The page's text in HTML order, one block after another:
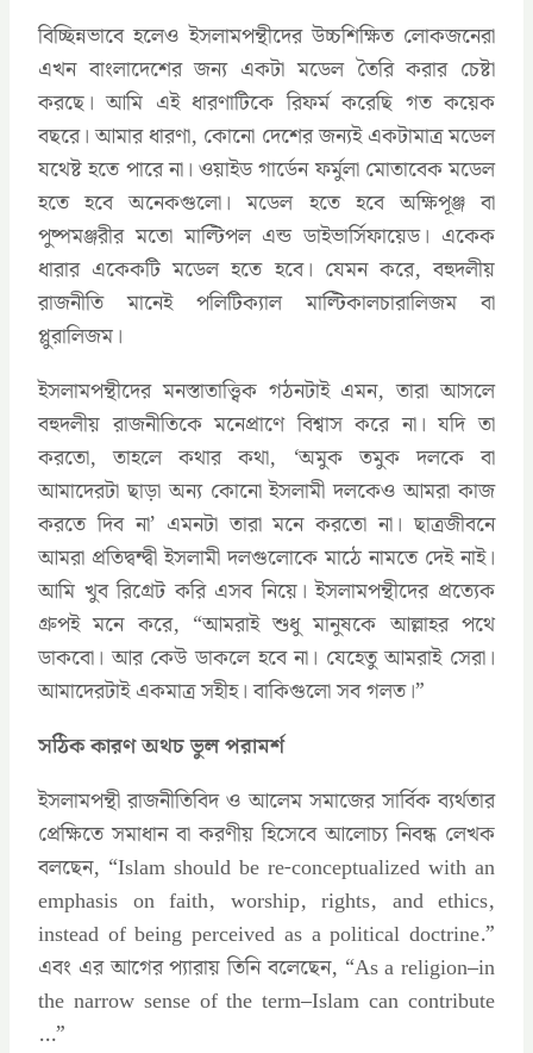
বিচ্ছিন্নভাবে হলেও ইসলামপন্থীদের উচ্চশিক্ষিত লোকজনেরা
এখন বাংলাদেশের জন্য একটা মডেল তৈরি করার চেষ্টা
করছে। আমি এই ধারণাটিকে রিফর্ম করেছি গত কয়েক
বছরে। আমার ধারণা, কোনো দেশের জন্যই একটামাত্র মডেল
যথেষ্ট হতে পারে না। ওয়াইড গার্ডেন ফর্মুলা মোতাবেক মডেল
হতে হবে অনেকগুলো। মডেল হতে হবে অক্ষিপূঞ্জ বা
পুষ্পমঞ্জরীর মতো মাল্টিপল এন্ড ডাইভার্সিফায়েড। একেক
ধারার একেকটি মডেল হতে হবে। যেমন করে, বহুদলীয়
রাজনীতি মানেই পলিটিক্যাল মাল্টিকালচারালিজম বা
প্লুরালিজম।
ইসলামপন্থীদের মনস্তাতাত্ত্বিক গঠনটাই এমন, তারা আসলে
বহুদলীয় রাজনীতিকে মনেপ্রাণে বিশ্বাস করে না। যদি তা
করতো, তাহলে কথার কথা, ‘অমুক তমুক দলকে বা
আমাদেরটা ছাড়া অন্য কোনো ইসলামী দলকেও আমরা কাজ
করতে দিব না’ এমনটা তারা মনে করতো না। ছাত্রজীবনে
আমরা প্রতিদ্বন্দ্বী ইসলামী দলগুলোকে মাঠে নামতে দেই নাই।
আমি খুব রিগ্রেট করি এসব নিয়ে। ইসলামপন্থীদের প্রত্যেক
গ্রুপই মনে করে, “আমরাই শুধু মানুষকে আল্লাহর পথে
ডাকবো। আর কেউ ডাকলে হবে না। যেহেতু আমরাই সেরা।
আমাদেরটাই একমাত্র সহীহ। বাকিগুলো সব গলত।”
সঠিক কারণ অথচ ভুল পরামর্শ
ইসলামপন্থী রাজনীতিবিদ ও আলেম সমাজের সার্বিক ব্যর্থতার
প্রেক্ষিতে সমাধান বা করণীয় হিসেবে আলোচ্য নিবন্ধ লেখক
বলছেন, “Islam should be re-conceptualized with an
emphasis on faith, worship, rights, and ethics,
instead of being perceived as a political doctrine.”
এবং এর আগের প্যারায় তিনি বলেছেন, “As a religion–in
the narrow sense of the term–Islam can contribute
…”